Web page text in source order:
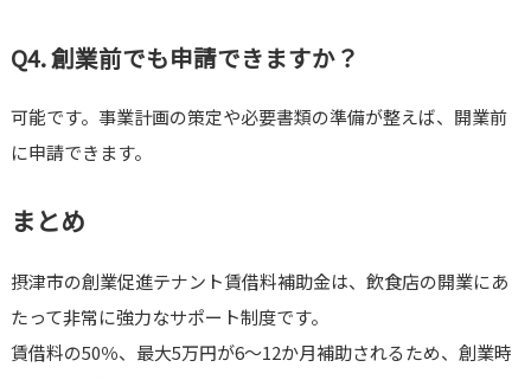
Q4. 創業前でも申請できますか？
可能です。事業計画の策定や必要書類の準備が整えば、開業前
に申請できます。
まとめ
摂津市の創業促進テナント賃借料補助金は、飲食店の開業にあ
たって非常に強力なサポート制度です。
賃借料の50％、最大5万円が6～12か月補助されるため、創業時